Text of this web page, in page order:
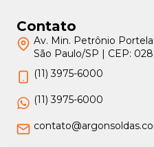
Contato
Av. Min. Petrônio
São Paulo/SP | CEP:
(11) 3975-6000
(11) 3975-6000